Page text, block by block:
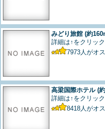
みどり旅館 (約
詳細は↑をクリック
7973 人がオ
高梁国際ホテル (
詳細は↑をクリック
8418 人がオ